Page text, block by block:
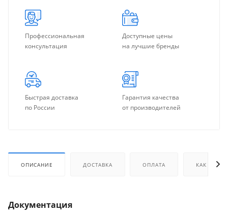
Профессиональная
консультация
Доступные цены
на лучшие бренды
Быстрая доставка
по России
Гарантия качества
от производителей
ОПИСАНИЕ ДОСТАВКА ОПЛАТА КАК
Документация